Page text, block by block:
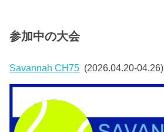
参加中の大会
Savannah CH75 (2026.04.20-04.26)